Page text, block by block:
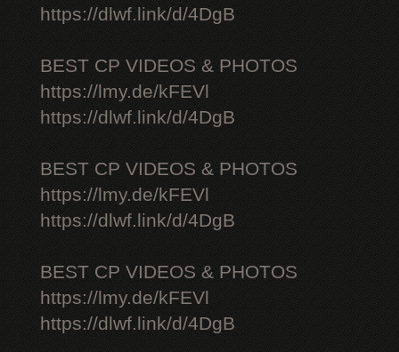
https://dlwf.link/d/4DgB
BEST CP VIDEOS & PHOTOS
https://lmy.de/kFEVl
https://dlwf.link/d/4DgB
BEST CP VIDEOS & PHOTOS
https://lmy.de/kFEVl
https://dlwf.link/d/4DgB
BEST CP VIDEOS & PHOTOS
https://lmy.de/kFEVl
https://dlwf.link/d/4DgB